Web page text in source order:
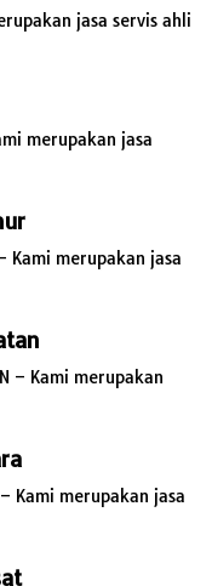
jasa servis ahli
merupakan jasa
– Kami merupakan jasa
– Kami merupakan
– Kami merupakan jasa